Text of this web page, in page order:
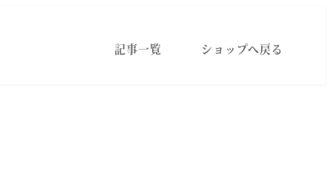
記事一覧 ショップへ戻る